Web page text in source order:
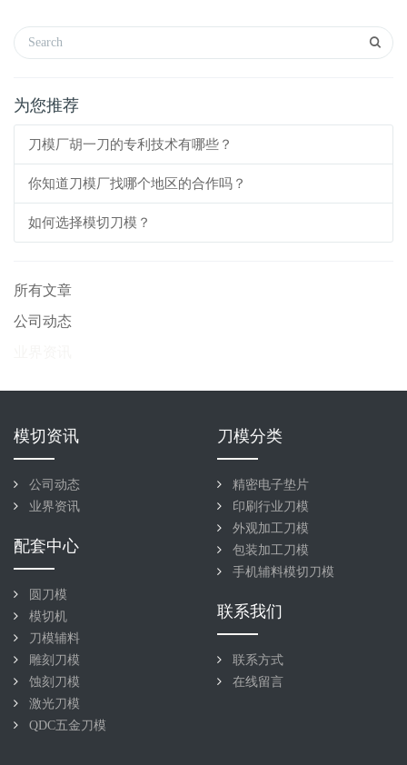
为您推荐
刀模厂胡一刀的专利技术有哪些？
你知道刀模厂找哪个地区的合作吗？
如何选择模切刀模？
所有文章
公司动态
模切资讯
公司动态
业界资讯
刀模分类
精密电子垫片
印刷行业刀模
外观加工刀模
包装加工刀模
手机辅料模切刀模
配套中心
圆刀模
模切机
刀模辅料
雕刻刀模
蚀刻刀模
激光刀模
QDC五金刀模
联系我们
联系方式
在线留言